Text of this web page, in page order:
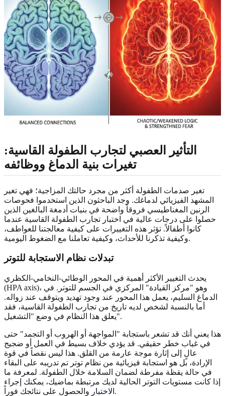
التأثير العصبي لتجارب الطفولة القاسية:
تغيرات بنية الدماغ ووظائفه
تغير صدمات الطفولة أكثر من مجرد حالتك المزاجية؛ فهي تغير
المشهد الفيزيائي لدماغك. وجد الباحثون الذين استخدموا فحوصات
الرنين المغناطيسي فروقاً واضحة في بنيات أدمغة البالغين الذين
حصلوا على درجات عالية في اختبار تجارب الطفولة القاسية عندما
كانوا أطفالاً. تؤثر هذه التغييرات على كيفية معالجتنا للعواطف،
وكيفية تذكرنا للأحداث، وكيفية تعاملنا مع الضغوط اليومية.
تبدلات نظام الاستجابة للتوتر
يحدث التغيير الأكثر أهمية في المحور الوطائي-النخامي-الكظري
(HPA axis)، وهو "مركز القيادة" المركزي في الجسم للتوتر. في
الدماغ السليم، يعمل هذا المحور عند وجود تهديد ويتوقف عند زواله.
أما بالنسبة لشخص لديه تاريخ من تجارب الطفولة القاسية، فقد
يعلق هذا النظام في وضع "التشغيل".
هذا يعني أنك قد تشعر باستجابة "المواجهة أو الهروب أو التجمد" حتى
في غياب خطر حقيقي. قد يؤدي خلاف بسيط في العمل أو ضجيج
عالٍ إلى إثارة موجة عارمة من القلق. هذا ليس نقصاً في قوة
الإرادة، بل هو استجابة فيزيائية من نظام توتر تم تدريبه على البقاء
في حالة يقظة مفرطة لضمان السلامة خلال الطفولة. لمعرفة ما
إذا كانت مستويات التوتر الحالية لديك مرتبطة بماضيك، يمكنك إجراء
الاختبار والحصول على نتائجك فوراً.